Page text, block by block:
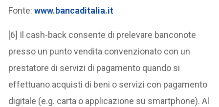
Fonte:www.bancaditalia.it
[6] Il cash-back consente di prelevare banconote
presso un punto vendita convenzionato con un
prestatore di servizi di pagamento quando si
effettuano acquisti di beni o servizi con pagamento
digitale (e.g. carta o applicazione su smartphone). Al